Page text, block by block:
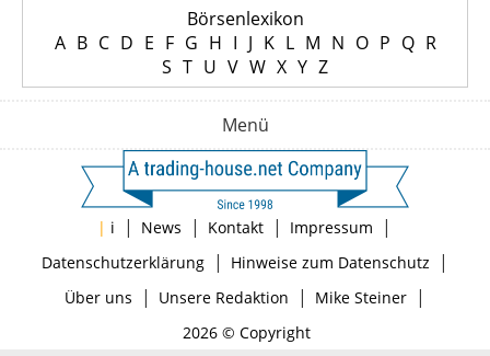
Börsenlexikon
A B C D E F G H I J K L M N O P Q R
S T U V W X Y Z
Menü
| i | News | Kontakt | Impressum |
Datenschutzerklärung| Hinweise zum Datenschutz |
Über uns | Unsere Redaktion | Mike Steiner|
2026 © Copyright